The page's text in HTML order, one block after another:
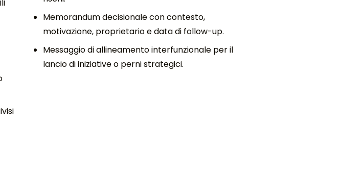
Memorandum decisionale con contesto,
motivazione, proprietario e data di follow-up.
Messaggio di allineamento interfunzionale per il
lancio di iniziative o perni strategici.